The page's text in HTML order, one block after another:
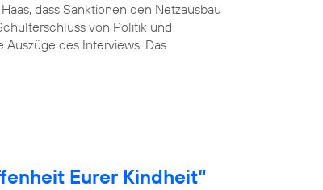
dass Sanktionen den Netzausbau
von Politik und
des Interviews. Das
Eurer Kindheit“